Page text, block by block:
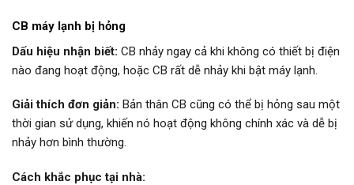
CB máy lạnh bị hỏng
Dấu hiệu nhận biết: CB nhảy ngay cả khi không có thiết bị điện
nào đang hoạt động, hoặc CB rất dễ nhảy khi bật máy lạnh.
Giải thích đơn giản: Bản thân CB cũng có thể bị hỏng sau một
thời gian sử dụng, khiến nó hoạt động không chính xác và dễ bị
nhảy hơn bình thường.
Cách khắc phục tại nhà: